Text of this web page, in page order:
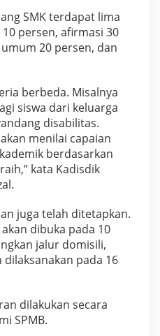
SMK terdapat lima
persen, afirmasi 30
20 persen, dan
berbeda. Misalnya
siswa dari keluarga
disabilitas.
menilai capaian
berdasarkan
kata Kadisdik
juga telah ditetapkan.
dibuka pada 10
jalur domisili,
pada 16
dilakukan secara
SPMB.